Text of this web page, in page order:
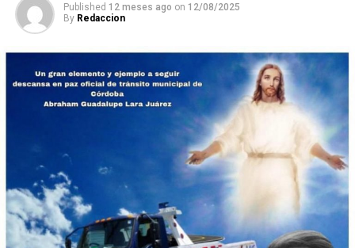
Published 12 meses ago on 12/08/2025
By Redaccion